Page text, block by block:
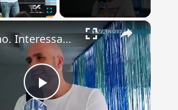
×
Play
Adrano. Interessante incontro al liceo “Verga” con il prof. Fabio Gamberini. Studenti del Linguistic